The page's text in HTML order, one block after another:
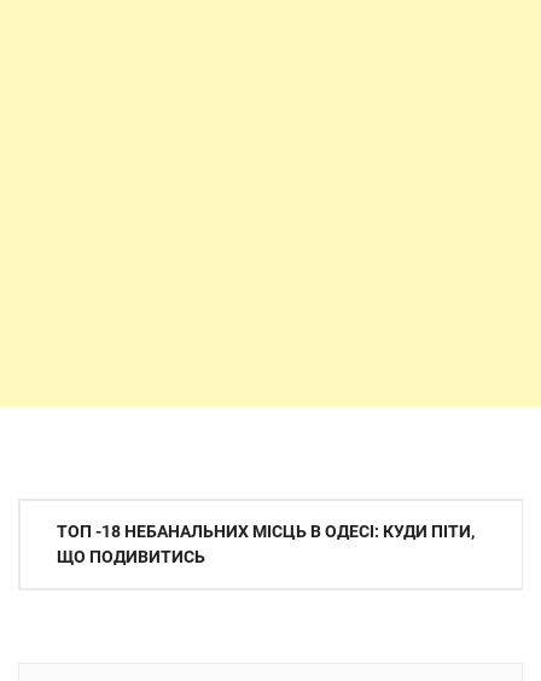
Навігація
записів
ТОП -18 НЕБАНАЛЬНИХ МІСЦЬ В ОДЕСІ: КУДИ ПІТИ,
ЩО ПОДИВИТИСЬ